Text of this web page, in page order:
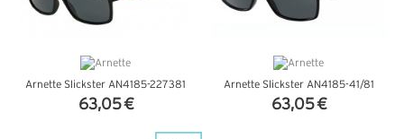
Arnette Slickster AN4185-227381
63,05 €
Arnette Slickster AN4185-41/81
63,05 €